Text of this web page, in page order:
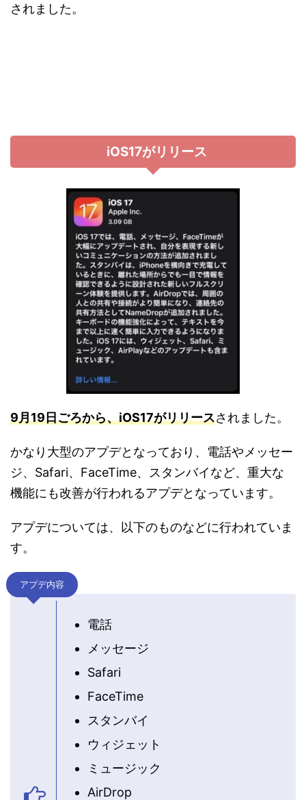
されました。
iOS17がリリース
9月19日ごろから、iOS17がリリースされました。
かなり大型のアプデとなっており、電話やメッセー
ジ、Safari、FaceTime、スタンバイなど、重大な
機能にも改善が行われるアプデとなっています。
アプデについては、以下のものなどに行われていま
す。
アプデ内容
電話
メッセージ
Safari
FaceTime
スタンバイ
ウィジェット
ミュージック
AirDrop